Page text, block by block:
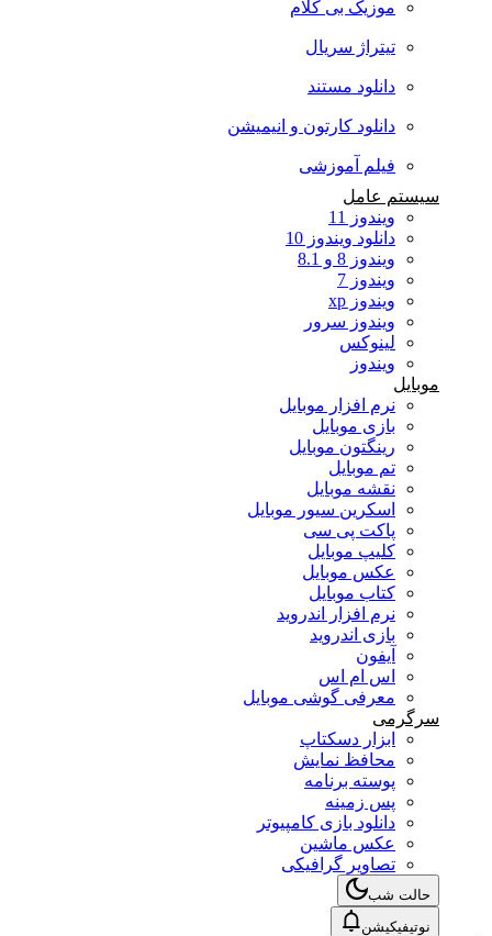
موزیک بی کلام
تیتراژ سریال
دانلود مستند
دانلود کارتون و انیمیشن
فیلم آموزشی
سیستم عامل
ویندوز 11
دانلود ویندوز 10
ویندوز 8 و 8.1
ویندوز 7
ویندوز xp
ویندوز سرور
لینوکس
ویندوز
موبایل
نرم افزار موبایل
بازی موبایل
رینگتون موبایل
تم موبایل
نقشه موبایل
اسکرین سیور موبایل
پاکت پی سی
کلیپ موبایل
عکس موبایل
کتاب موبایل
نرم افزار اندروید
بازی اندروید
آیفون
اس ام اس
معرفی گوشی موبایل
سرگرمی
ابزار دسکتاپ
محافظ نمایش
پوسته برنامه
پس زمینه
دانلود بازی کامپیوتر
عکس ماشین
تصاویر گرافیکی
حالت شب
نوتیفیکیشن